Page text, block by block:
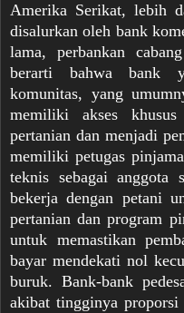
Amerika Serikat, lebih
disalurkan oleh bank
lama, perbankan
berarti bahwa bank
komunitas, yang
memiliki akses
pertanian dan menjadi
memiliki petugas
teknis sebagai anggota
bekerja dengan petani
pertanian dan program
untuk memastikan
bayar mendekati nol
buruk. Bank-bank
akibat tingginya proporsi